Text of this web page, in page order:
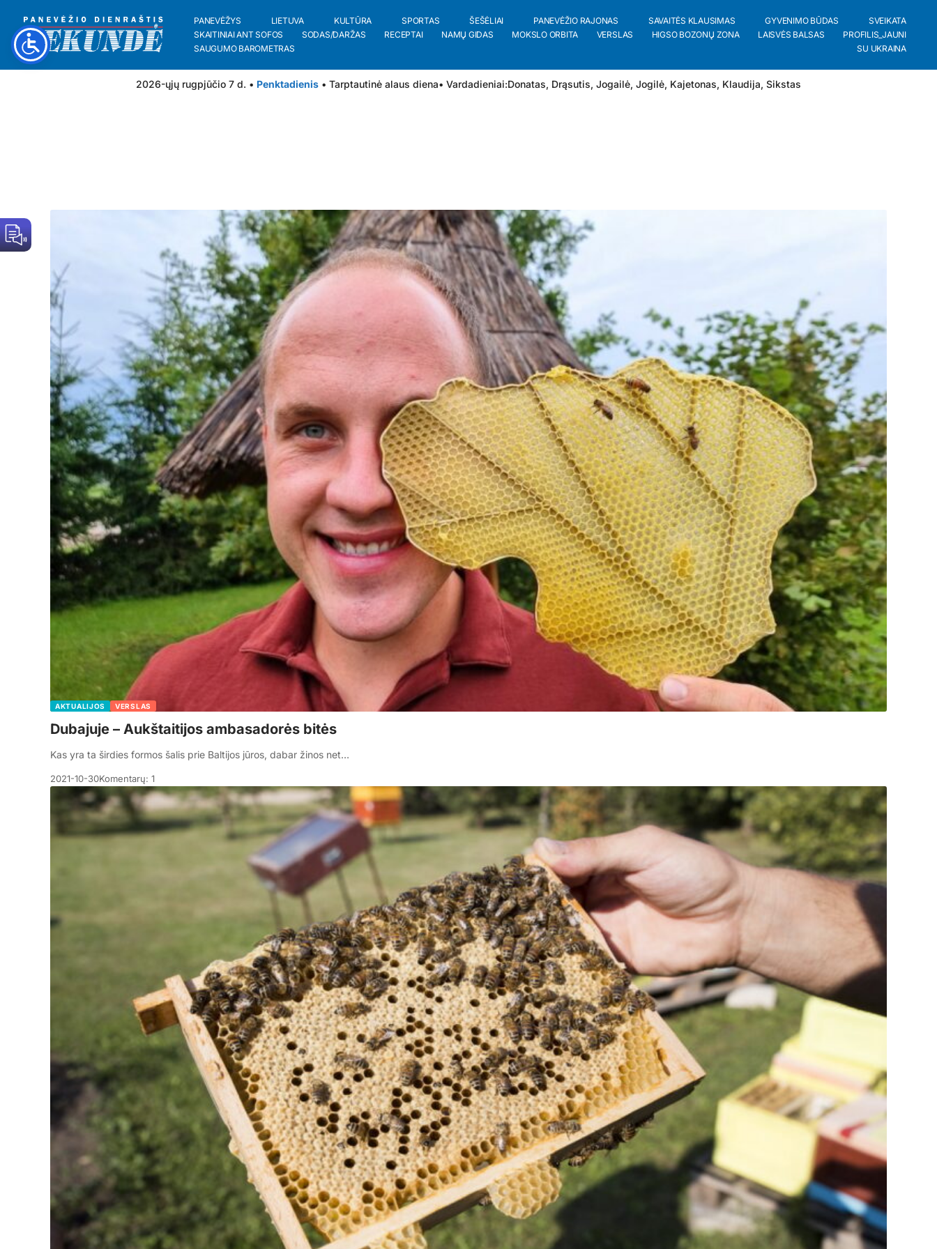
PANEVĖŽYS LIETUVA KULTŪRA SPORTAS ŠEŠĖLIAI PANEVĖŽIO RAJONAS SAVAITĖS KLAUSIMAS GYVENIMO BŪDAS
SVEIKATA
SKAITINIAI ANT SOFOS
SODAS/DARŽAS RECEPTAI NAMŲ GIDAS MOKSLO ORBITA VERSLAS HIGSO BOZONŲ ZONA LAISVĖS BALSAS
PROFILIS_JAUNI
SAUGUMO BAROMETRAS
SU UKRAINA
2026-ųjų rugpjūčio 7 d. • Penktadienis • Tarptautinė alaus diena• Vardadieniai:Donatas, Drąsutis, Jogailė, Jogilė, Kajetonas, Klaudija, Sikstas
AKTUALIJOS VERSLAS
Dubajuje – Aukštaitijos ambasadorės bitės
Kas yra ta širdies formos šalis prie Baltijos jūros, dabar žinos net…
2021-10-30Komentarų: 1